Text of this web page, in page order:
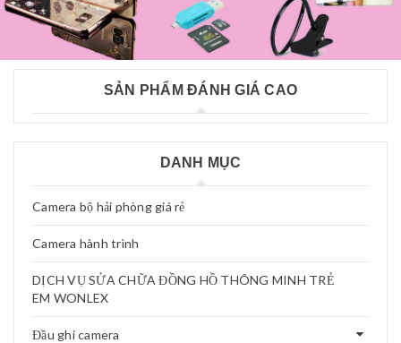
SẢN PHẨM ĐÁNH GIÁ CAO
DANH MỤC
Camera bộ hải phòng giá rẻ
Camera hành trình
DỊCH VỤ SỬA CHỮA ĐỒNG HỒ THÔNG MINH TRẺ
EM WONLEX
Đầu ghi camera